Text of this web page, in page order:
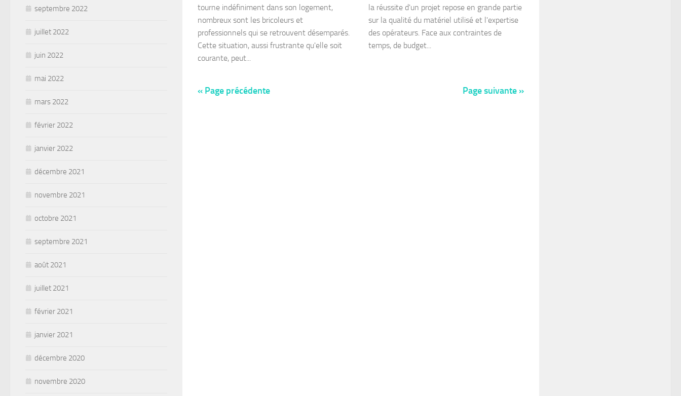
tourne indéfiniment dans son logement,
nombreux sont les bricoleurs et
professionnels qui se retrouvent désemparés.
Cette situation, aussi frustrante qu'elle soit
courante, peut...
la réussite d'un projet repose en grande partie
sur la qualité du matériel utilisé et l'expertise
des opérateurs. Face aux contraintes de
temps, de budget...
« Page précédente Page suivante »
septembre 2022
juillet 2022
juin 2022
mai 2022
mars 2022
février 2022
janvier 2022
décembre 2021
novembre 2021
octobre 2021
septembre 2021
août 2021
juillet 2021
février 2021
janvier 2021
décembre 2020
novembre 2020